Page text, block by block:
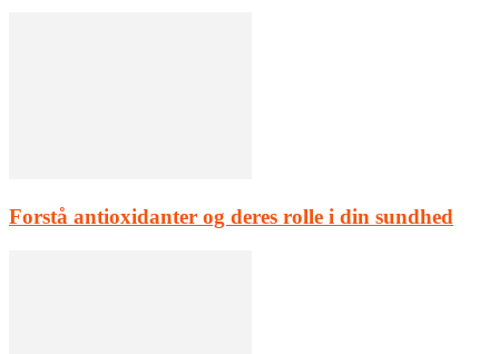
Forstå antioxidanter og deres rolle i din sundhed